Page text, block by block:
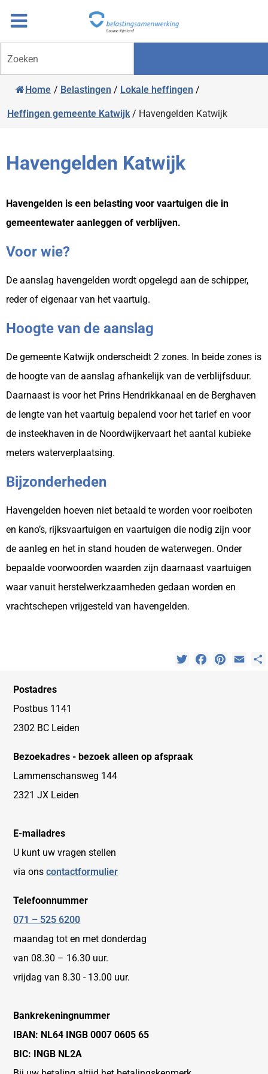
naar
inhoud
door
naar
navigatie
Zoeken
Home / Belastingen / Lokale heffingen /
Heffingen gemeente Katwijk / Havengelden Katwijk
Havengelden Katwijk
Havengelden is een belasting voor vaartuigen die in
gemeentewater aanleggen of verblijven.
Voor wie?
De aanslag havengelden wordt opgelegd aan de schipper,
reder of eigenaar van het vaartuig.
Hoogte van de aanslag
De gemeente Katwijk onderscheidt 2 zones. In beide zones is
de hoogte van de aanslag afhankelijk van de verblijfsduur.
Daarnaast is voor het Prins Hendrikkanaal en de Berghaven
de lengte van het vaartuig bepalend voor het tarief en voor
de insteekhaven in de Noordwijkervaart het aantal kubieke
meters waterverplaatsing.
Bijzonderheden
Havengelden hoeven niet betaald te worden voor roeiboten
en kano’s, rijksvaartuigen en vaartuigen die nodig zijn voor
de aanleg en het in stand houden de waterwegen. Onder
bepaalde voorwoorden waarden zijn daarnaast vaartuigen
waar vanuit herstelwerkzaamheden gedaan worden en
vrachtschepen vrijgesteld van havengelden.
TwitterFacebookPinterest
Postadres
Postbus 1141
2302 BC Leiden
Bezoekadres - bezoek alleen op afspraak
Lammenschansweg 144
2321 JX Leiden
E-mailadres
U kunt uw vragen stellen
via onscontactformulier
Telefoonnummer
071 – 525 6200
maandag tot en met donderdag
van 08.30 – 16.30 uur.
vrijdag van 8.30 - 13.00 uur.
Bankrekeningnummer
IBAN: NL64 INGB 0007 0605 65
BIC: INGB NL2A